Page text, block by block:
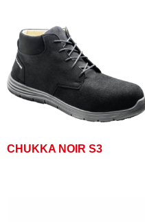
CHUKKA NOIR S3